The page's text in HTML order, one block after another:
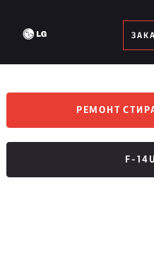
РЕМОНТ
F-